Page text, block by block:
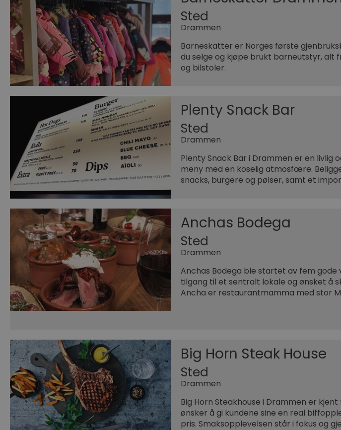
Sted
Drammen
Barneskatter er Norges første
du selge og kjøpe brukt barneutstyr, alt
og bilstoler.
Plenty Snack Bar
Sted
Drammen
Plenty Snack Bar i Drammen er en
meny med en koselig atmosfære.
snacks, burgere og pølser, samt et
Anchas Bodega
Sted
Drammen
Anchas Bodega ble startet av fem gode
tilgang til et sentralt lokale og ønsket å
Ancha er restaurantmamma med stor
Big Horn Steak House
Sted
Drammen
Big Horn Steakhouse i Drammen er
ønsker å gi kundene sine en real
pris. Smaksopplevelsen står i fokus og